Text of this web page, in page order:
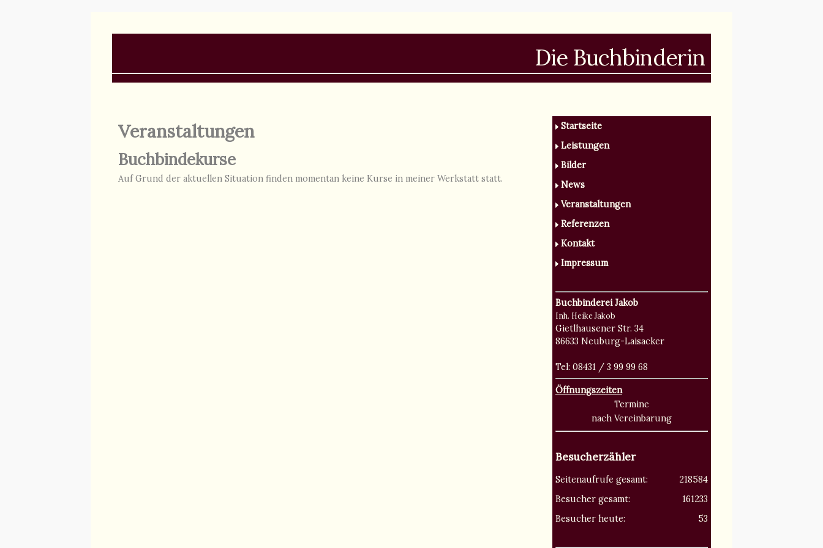
Die Buchbinderin
Veranstaltungen
Buchbindekurse
Auf Grund der aktuellen Situation finden momentan keine Kurse in meiner Werkstatt statt.
Startseite
Leistungen
Bilder
News
Veranstaltungen
Referenzen
Kontakt
Impressum
Buchbinderei Jakob
Inh. Heike Jakob
Gietlhausener Str. 34
86633 Neuburg-Laisacker
Tel: 08431 / 3 99 99 68
Öffnungszeiten
Termine
nach Vereinbarung
Besucherzähler
218584
Seitenaufrufe gesamt:
161233
Besucher gesamt:
53
Besucher heute: